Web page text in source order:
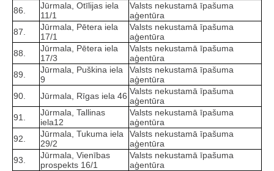
86.
Jūrmala, Otīlijas iela
11/1
Valsts nekustamā īpašuma
aģentūra
87.
Jūrmala, Pētera iela
17/1
Valsts nekustamā īpašuma
aģentūra
88.
Jūrmala, Pētera iela
17/3
Valsts nekustamā īpašuma
aģentūra
89.
Jūrmala, Puškina iela
9
Valsts nekustamā īpašuma
aģentūra
90.
Jūrmala, Rīgas iela 46 Valsts nekustamā īpašuma
aģentūra
91.
Jūrmala, Tallinas
iela12
Valsts nekustamā īpašuma
aģentūra
92.
Jūrmala, Tukuma iela
29/2
Valsts nekustamā īpašuma
aģentūra
93.
Jūrmala, Vienības
prospekts 16/1
Valsts nekustamā īpašuma
aģentūra